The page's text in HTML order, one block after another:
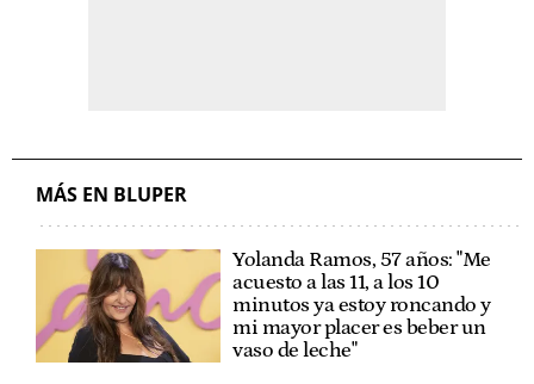
MÁS EN BLUPER
Yolanda Ramos, 57 años: "Me
acuesto a las 11, a los 10
minutos ya estoy roncando y
mi mayor placer es beber un
vaso de leche"